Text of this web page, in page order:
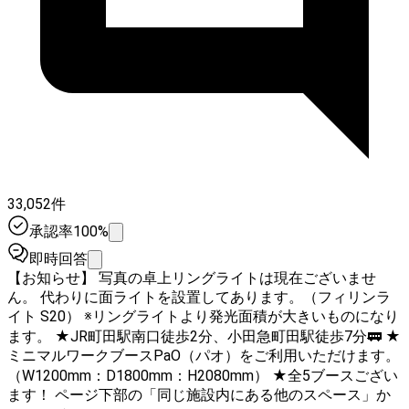
33,052件
承認率100%
即時回答
【お知らせ】 写真の卓上リングライトは現在ございませ
ん。 代わりに面ライトを設置してあります。（フィリンラ
イト S20） ※リングライトより発光面積が大きいものになり
ます。 ★JR町田駅南口徒歩2分、小田急町田駅徒歩7分🚃 ★
ミニマルワークブースPaO（パオ）をご利用いただけます。
（W1200mm：D1800mm：H2080mm） ★全5ブースござい
ます！ ページ下部の「同じ施設内にある他のスペース」か